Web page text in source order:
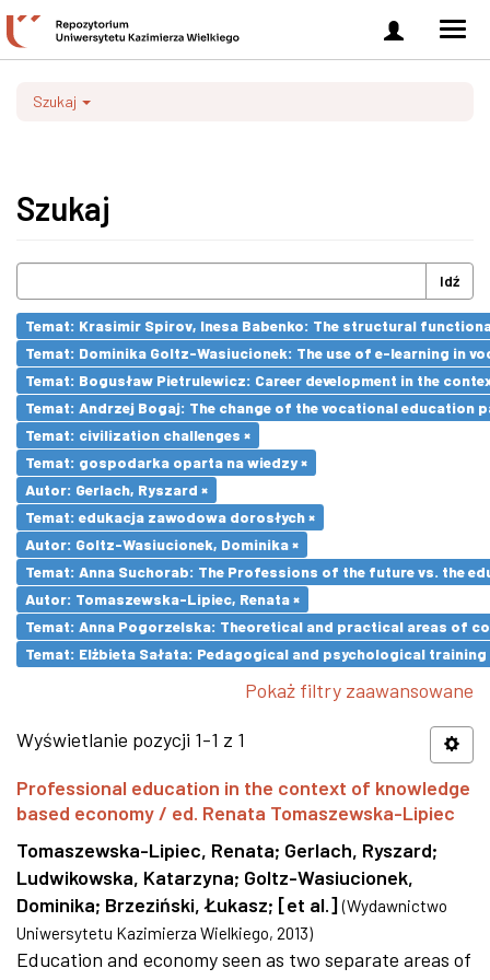
Zaloguj
się
Szukaj
Szukaj
Idź
Temat: Krasimir Spirov, Inesa Babenko: The structural
Temat: Dominika Goltz-Wasiucionek: The use of e-learning in
Temat: Bogusław Pietrulewicz: Career development in the
Temat: Andrzej Bogaj: The change of the vocational education
Temat: civilization challenges ×
Temat: gospodarka oparta na wiedzy ×
Autor: Gerlach, Ryszard ×
Temat: edukacja zawodowa dorosłych ×
Autor: Goltz-Wasiucionek, Dominika ×
Temat: Anna Suchorab: The Professions of the future vs. the
Autor: Tomaszewska-Lipiec, Renata ×
Temat: Anna Pogorzelska: Theoretical and practical areas of
Temat: Elżbieta Sałata: Pedagogical and psychological
Pokaż filtry zaawansowane
Wyświetlanie pozycji 1-1 z 1
Professional education in the context of knowledge
based economy / ed. Renata Tomaszewska-Lipiec
Tomaszewska-Lipiec, Renata; Gerlach, Ryszard;
Ludwikowska, Katarzyna; Goltz-Wasiucionek,
Dominika; Brzeziński, Łukasz; [et al.] (Wydawnictwo
Uniwersytetu Kazimierza Wielkiego, 2013)
Education and economy seen as two separate areas of